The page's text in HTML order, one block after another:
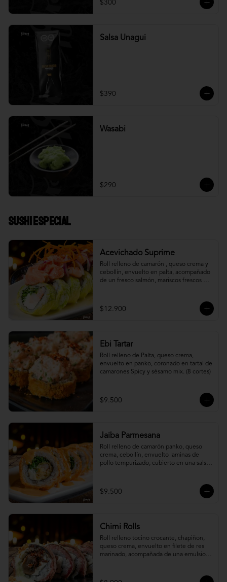
$300
Salsa Unagui
$390
Wasabi
$290
Sushi Especial
Acevichado Suprime
Roll relleno de camarón , queso crema y
cebollín, envuelto en palta, acompañado
de un fresco salmón, mariscos frescos en
$12.900
Ebi Tartar
Roll relleno de Palta, queso crema,
envuelto en panko, coronado en tartal de
camarones Spicy y sésamo mix. (8 cortes)
$9.500
Jaiba Parmesana
Roll relleno de camarón panko, queso
crema, cebollín, envuelto laminas de
pollo tempurizado, cubierto en una salsa
$9.500
Chimi Rolls
Roll relleno tocino crocante, chapiñon,
queso crema, envuelto en filete de res
marinado, acompañada de una emulsion